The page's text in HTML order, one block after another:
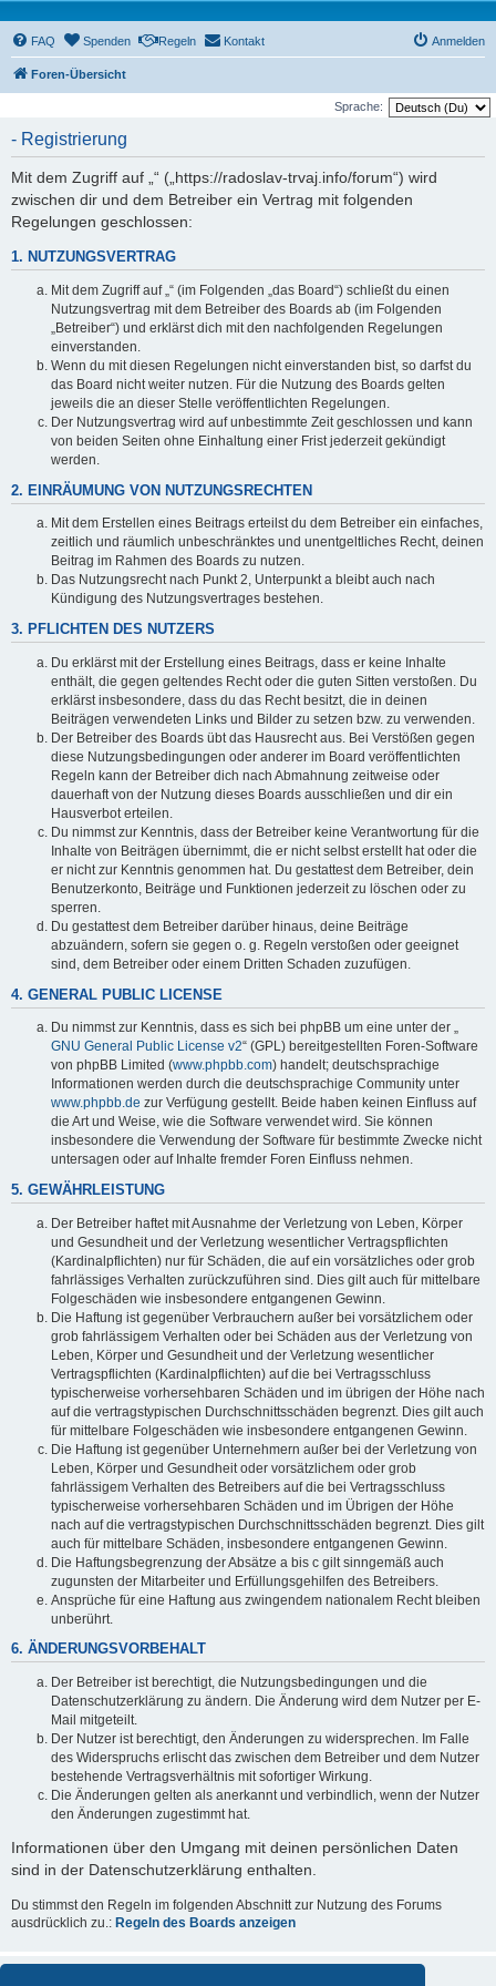
FAQ Spenden Regeln Kontakt Anmelden
Foren-Übersicht
Sprache:
- Registrierung
Mit dem Zugriff auf „“ („https://radoslav-trvaj.info/forum“) wird
zwischen dir und dem Betreiber ein Vertrag mit folgenden
Regelungen geschlossen:
1. NUTZUNGSVERTRAG
Mit dem Zugriff auf „“ (im Folgenden „das Board“) schließt du einen
Nutzungsvertrag mit dem Betreiber des Boards ab (im Folgenden
„Betreiber“) und erklärst dich mit den nachfolgenden Regelungen
einverstanden.
Wenn du mit diesen Regelungen nicht einverstanden bist, so darfst du
das Board nicht weiter nutzen. Für die Nutzung des Boards gelten
jeweils die an dieser Stelle veröffentlichten Regelungen.
Der Nutzungsvertrag wird auf unbestimmte Zeit geschlossen und kann
von beiden Seiten ohne Einhaltung einer Frist jederzeit gekündigt
werden.
2. EINRÄUMUNG VON NUTZUNGSRECHTEN
Mit dem Erstellen eines Beitrags erteilst du dem Betreiber ein einfaches,
zeitlich und räumlich unbeschränktes und unentgeltliches Recht, deinen
Beitrag im Rahmen des Boards zu nutzen.
Das Nutzungsrecht nach Punkt 2, Unterpunkt a bleibt auch nach
Kündigung des Nutzungsvertrages bestehen.
3. PFLICHTEN DES NUTZERS
Du erklärst mit der Erstellung eines Beitrags, dass er keine Inhalte
enthält, die gegen geltendes Recht oder die guten Sitten verstoßen. Du
erklärst insbesondere, dass du das Recht besitzt, die in deinen
Beiträgen verwendeten Links und Bilder zu setzen bzw. zu verwenden.
Der Betreiber des Boards übt das Hausrecht aus. Bei Verstößen gegen
diese Nutzungsbedingungen oder anderer im Board veröffentlichten
Regeln kann der Betreiber dich nach Abmahnung zeitweise oder
dauerhaft von der Nutzung dieses Boards ausschließen und dir ein
Hausverbot erteilen.
Du nimmst zur Kenntnis, dass der Betreiber keine Verantwortung für die
Inhalte von Beiträgen übernimmt, die er nicht selbst erstellt hat oder die
er nicht zur Kenntnis genommen hat. Du gestattest dem Betreiber, dein
Benutzerkonto, Beiträge und Funktionen jederzeit zu löschen oder zu
sperren.
Du gestattest dem Betreiber darüber hinaus, deine Beiträge
abzuändern, sofern sie gegen o. g. Regeln verstoßen oder geeignet
sind, dem Betreiber oder einem Dritten Schaden zuzufügen.
4. GENERAL PUBLIC LICENSE
Du nimmst zur Kenntnis, dass es sich bei phpBB um eine unter der „
GNU General Public License v2“ (GPL) bereitgestellten Foren-Software
von phpBB Limited (www.phpbb.com) handelt; deutschsprachige
Informationen werden durch die deutschsprachige Community unter
www.phpbb.de zur Verfügung gestellt. Beide haben keinen Einfluss auf
die Art und Weise, wie die Software verwendet wird. Sie können
insbesondere die Verwendung der Software für bestimmte Zwecke nicht
untersagen oder auf Inhalte fremder Foren Einfluss nehmen.
5. GEWÄHRLEISTUNG
Der Betreiber haftet mit Ausnahme der Verletzung von Leben, Körper
und Gesundheit und der Verletzung wesentlicher Vertragspflichten
(Kardinalpflichten) nur für Schäden, die auf ein vorsätzliches oder grob
fahrlässiges Verhalten zurückzuführen sind. Dies gilt auch für mittelbare
Folgeschäden wie insbesondere entgangenen Gewinn.
Die Haftung ist gegenüber Verbrauchern außer bei vorsätzlichem oder
grob fahrlässigem Verhalten oder bei Schäden aus der Verletzung von
Leben, Körper und Gesundheit und der Verletzung wesentlicher
Vertragspflichten (Kardinalpflichten) auf die bei Vertragsschluss
typischerweise vorhersehbaren Schäden und im übrigen der Höhe nach
auf die vertragstypischen Durchschnittsschäden begrenzt. Dies gilt auch
für mittelbare Folgeschäden wie insbesondere entgangenen Gewinn.
Die Haftung ist gegenüber Unternehmern außer bei der Verletzung von
Leben, Körper und Gesundheit oder vorsätzlichem oder grob
fahrlässigem Verhalten des Betreibers auf die bei Vertragsschluss
typischerweise vorhersehbaren Schäden und im Übrigen der Höhe
nach auf die vertragstypischen Durchschnittsschäden begrenzt. Dies gilt
auch für mittelbare Schäden, insbesondere entgangenen Gewinn.
Die Haftungsbegrenzung der Absätze a bis c gilt sinngemäß auch
zugunsten der Mitarbeiter und Erfüllungsgehilfen des Betreibers.
Ansprüche für eine Haftung aus zwingendem nationalem Recht bleiben
unberührt.
6. ÄNDERUNGSVORBEHALT
Der Betreiber ist berechtigt, die Nutzungsbedingungen und die
Datenschutzerklärung zu ändern. Die Änderung wird dem Nutzer per E-
Mail mitgeteilt.
Der Nutzer ist berechtigt, den Änderungen zu widersprechen. Im Falle
des Widerspruchs erlischt das zwischen dem Betreiber und dem Nutzer
bestehende Vertragsverhältnis mit sofortiger Wirkung.
Die Änderungen gelten als anerkannt und verbindlich, wenn der Nutzer
den Änderungen zugestimmt hat.
Informationen über den Umgang mit deinen persönlichen Daten
sind in der Datenschutzerklärung enthalten.
Du stimmst den Regeln im folgenden Abschnitt zur Nutzung des Forums
ausdrücklich zu.: Regeln des Boards anzeigen